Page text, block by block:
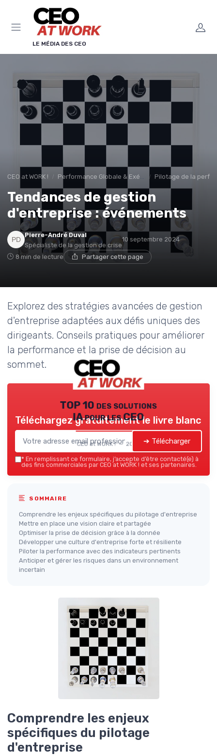
LE MÉDIA DES CEO
CEO at WORK ! Performance Globale & Exécution Pilotage de la
Tendances de gestion
d'entreprise : événements
Pierre-André Duval
Spécialiste de la gestion de crise
10 septembre 2024
8 min de lecture Partager cette page
Explorez des stratégies avancées de gestion
d'entreprise adaptées aux défis uniques des
dirigeants. Conseils pratiques pour améliorer
la performance et la prise de décision au
sommet.
TOP 10 des solutions
IA pour les CEO
CEO at WORK ! — 2026
Téléchargez gratuitement le livre blanc
➔ Télécharger
* En remplissant ce formulaire, j’accepte d’être contacté(e) à
des fins commerciales par CEO at WORK ! et ses partenaires.
SOMMAIRE
Comprendre les enjeux spécifiques du pilotage d'entreprise
Mettre en place une vision claire et partagée
Optimiser la prise de décision grâce à la donnée
Développer une culture d'entreprise forte et résiliente
Piloter la performance avec des indicateurs pertinents
Anticiper et gérer les risques dans un environnement
incertain
Comprendre les enjeux
spécifiques du pilotage
d'entreprise
Panneau de gestion des cookies